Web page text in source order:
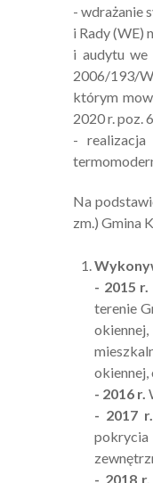
- wdrażanie
i Rady (WE)
i audytu we
2006/193/
którym
2020 r. poz.
-
Na
zm.) Gmina
- 2015 r.
terenie
okiennej,
- 2016 r.
- 2017 r.
- 2018 r.